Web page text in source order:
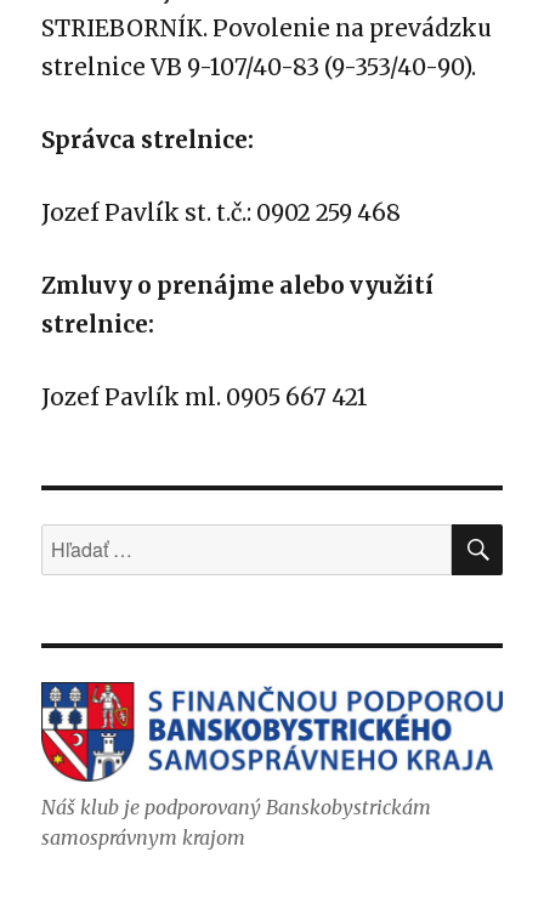
STRIEBORNÍK. Povolenie na prevádzku
strelnice VB 9-107/40-83 (9-353/40-90).
Správca strelnice:
Jozef Pavlík st. t.č.: 0902 259 468
Zmluvy o prenájme alebo využití
strelnice:
Jozef Pavlík ml. 0905 667 421
Hľadať:
Náš klub je podporovaný Banskobystrickám
samosprávnym krajom